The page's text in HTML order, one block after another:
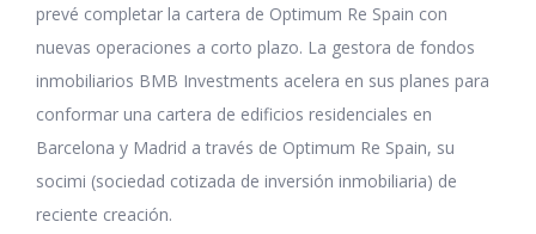
prevé completar la cartera de Optimum Re Spain con
nuevas operaciones a corto plazo. La gestora de fondos
inmobiliarios BMB Investments acelera en sus planes para
conformar una cartera de edificios residenciales en
Barcelona y Madrid a través de Optimum Re Spain, su
socimi (sociedad cotizada de inversión inmobiliaria) de
reciente creación.